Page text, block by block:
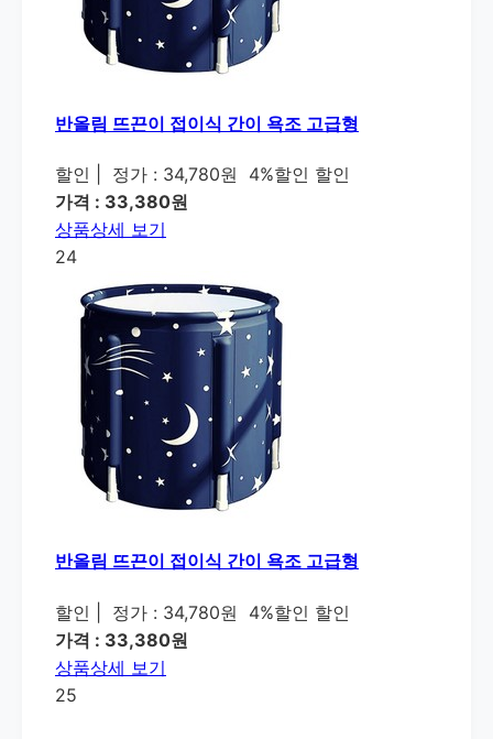
반올림 뜨끈이 접이식 간이 욕조 고급형
할인 정가 : 34,780원
4%할인 할인
가격 : 33,380원
상품상세 보기
24
반올림 뜨끈이 접이식 간이 욕조 고급형
할인 정가 : 34,780원
4%할인 할인
가격 : 33,380원
상품상세 보기
25